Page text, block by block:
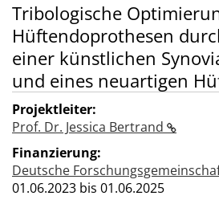
Tribologische
Hüftendoprothesen
einer künstlichen
und eines neuartigen
Projektleiter:
Prof. Dr. Jessica Bertrand
Finanzierung:
Deutsche
01.06.2023 bis 01.06.2025